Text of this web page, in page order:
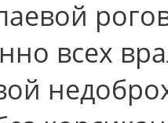
всех